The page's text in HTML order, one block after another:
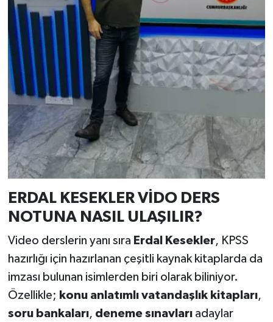
ERDAL KESEKLER VİDO DERS
NOTUNA NASIL ULAŞILIR?
Video derslerin yanı sıra Erdal Kesekler, KPSS
hazırlığı için hazırlanan çeşitli kaynak kitaplarda da
imzası bulunan isimlerden biri olarak biliniyor.
Özellikle; konu anlatımlı vatandaşlık kitapları,
soru bankaları, deneme sınavlarıadaylar